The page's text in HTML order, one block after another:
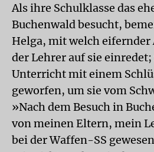
Als ihre Schulklasse das
Buchenwald besucht,
Helga, mit welch
der Lehrer auf sie
Unterricht mit einem
geworfen, um sie vom
»Nach dem Besuch in
von meinen Eltern, mein
bei der Waffen-SS